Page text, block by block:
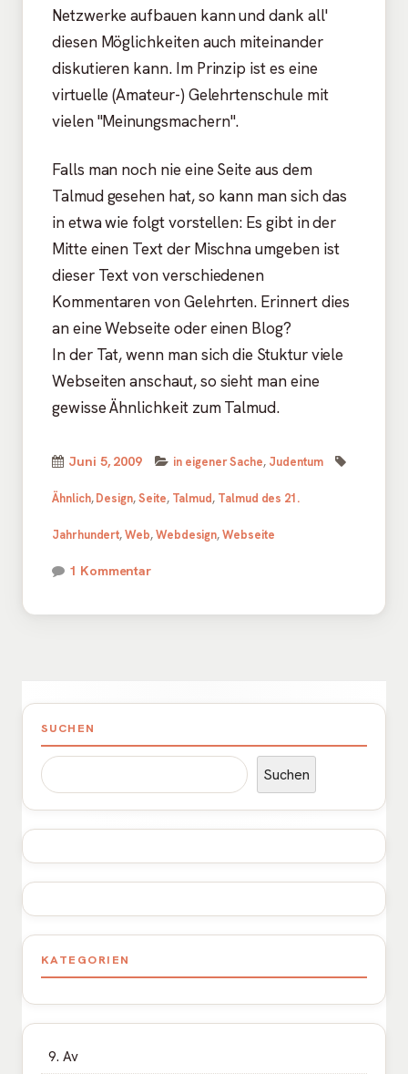
Netzwerke aufbauen kann und dank all'
diesen Möglichkeiten auch miteinander
diskutieren kann. Im Prinzip ist es eine
virtuelle (Amateur-) Gelehrtenschule mit
vielen "Meinungsmachern".
Falls man noch nie eine Seite aus dem
Talmud gesehen hat, so kann man sich das
in etwa wie folgt vorstellen: Es gibt in der
Mitte einen Text der Mischna umgeben ist
dieser Text von verschiedenen
Kommentaren von Gelehrten. Erinnert dies
an eine Webseite oder einen Blog?
In der Tat, wenn man sich die Stuktur viele
Webseiten anschaut, so sieht man eine
gewisse Ähnlichkeit zum Talmud.
Veröffentlicht
am
Juni 5, 2009 Kategorien
in eigener Sache, Judentum
Ähnlich,Design,Seite, Talmud, Talmud des 21.
Jahrhundert,Web,Webdesign,Webseite
1 Kommentarzu Der Talmud ähnelt dem modernen
Haupt-
Seitenleiste
SUCHEN
Suchen
KATEGORIEN
9. Av